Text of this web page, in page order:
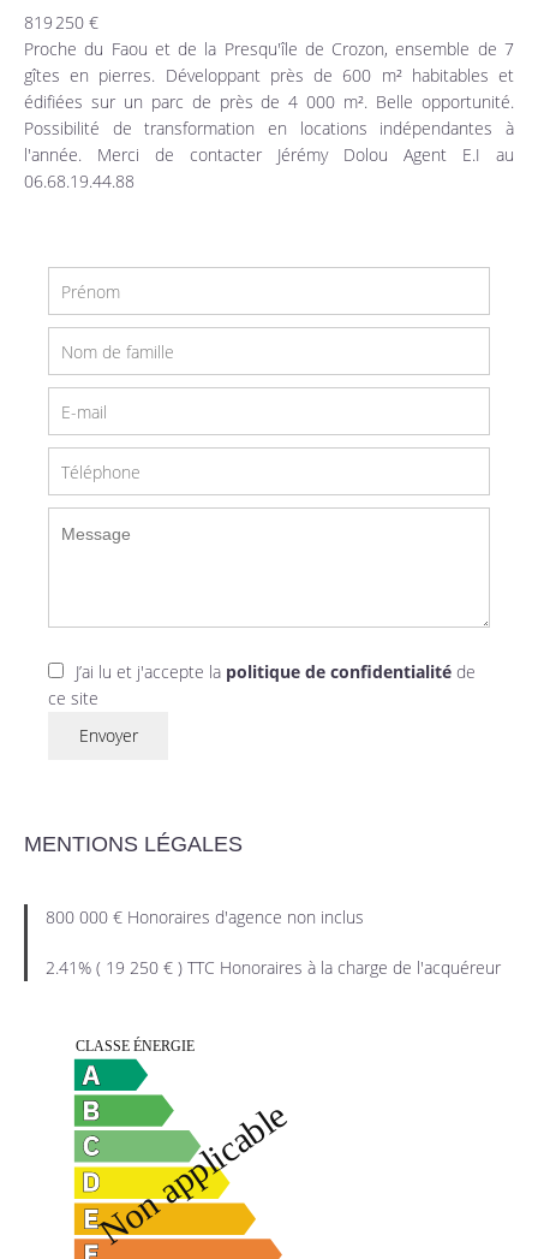
819 250 €
Proche du Faou et de la Presqu'île de Crozon, ensemble de 7
gîtes en pierres. Développant près de 600 m² habitables et
édifiées sur un parc de près de 4 000 m². Belle opportunité.
Possibilité de transformation en locations indépendantes à
l'année. Merci de contacter Jérémy Dolou Agent E.I au
06.68.19.44.88
J’ai lu et j'accepte la politique de confidentialité de
ce site
Envoyer
MENTIONS LÉGALES
800 000 € Honoraires d'agence non inclus
2.41% ( 19 250 € ) TTC Honoraires à la charge de l'acquéreur